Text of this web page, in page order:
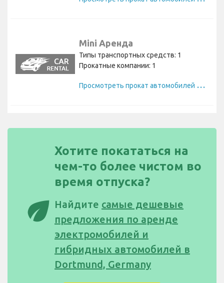
Mini Аренда
Типы транспортных средств: 1
Прокатные компании: 1
П
росмотреть прокат автомобилей Mini
eco
Хотите покататься на
чем-то более чистом во
время отпуска?
Найдите самые дешевые
предложения по аренде
электромобилей и
гибридных автомобилей в
Dortmund, Germany